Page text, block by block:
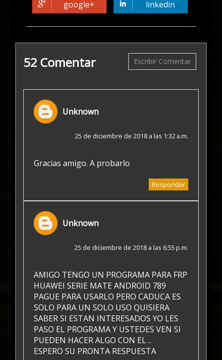
google+
linkedin
52 Comentar Escribir Comentar
Unknown
25 de diciembre de 2018 a las 1:32 a.m.
Gracias amigo. A probarlo
Responder
Unknown
25 de diciembre de 2018 a las 6:55 p.m.
AMIGO TENGO UN PROGRAMA PARA FRP
HUAWEI SERIE MATE ANDROID 789
PAGUE PARA USARLO PERO CADUCA ES
SOLO PARA UN SOLO USO QUISIERA
SABER SI ESTAN INTERESADOS YO LES
PASO EL PROGRAMA Y USTEDES VEN SI
PUEDEN HACER ALGO CON EL ..
ESPERO SU PRONTA RESPUESTA